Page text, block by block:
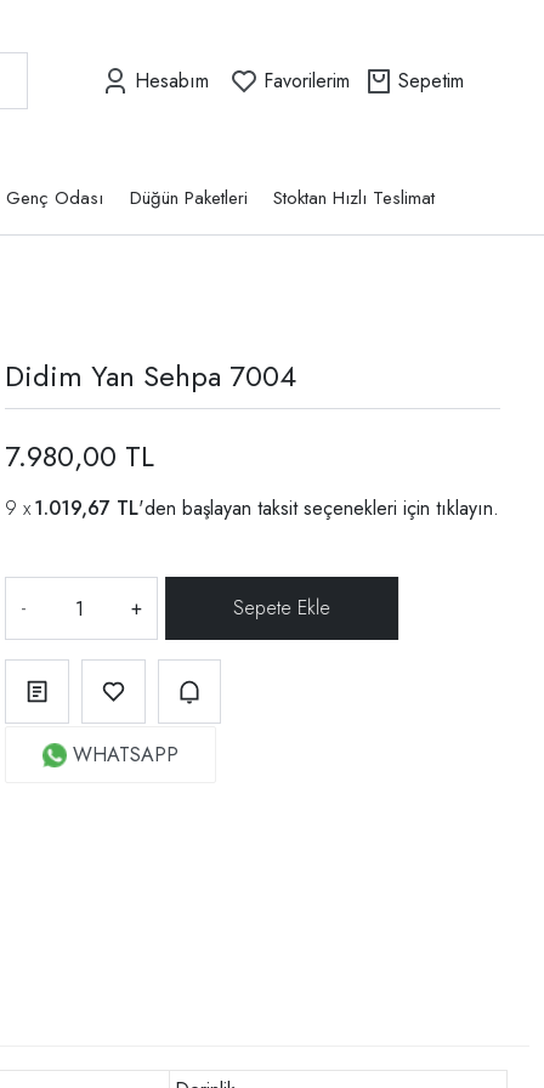
Hesabım Favorilerim Sepetim
Genç Odası Düğün Paketleri Stoktan Hızlı Teslimat
Didim Yan Sehpa 7004
7.980,00 TL
1.019,67 TL'den başlayan taksit seçenekleri için tıklayın.
- +
WHATSAPP